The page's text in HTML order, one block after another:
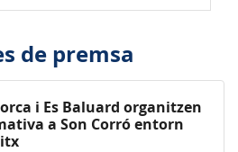
de premsa
i Es Baluard organitzen
a Son Corró entorn